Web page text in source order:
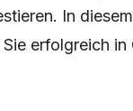
In
erfolgreich in